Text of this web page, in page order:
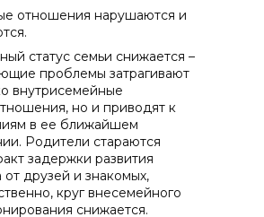
отношения нарушаются и
статус семьи снижается –
проблемы затрагивают
внутрисемейные
но и приводят к
в ее ближайшем
Родители стараются
задержки развития
друзей и знакомых,
круг внесемейного
снижается.